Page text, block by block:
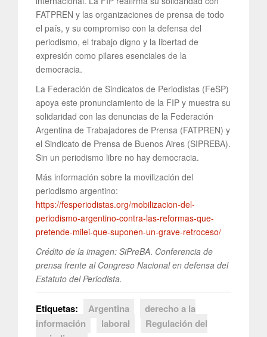
FATPREN y las organizaciones de prensa de todo
el país, y su compromiso con la defensa del
periodismo, el trabajo digno y la libertad de
expresión como pilares esenciales de la
democracia.
La Federación de Sindicatos de Periodistas (FeSP)
apoya este pronunciamiento de la FIP y muestra su
solidaridad con las denuncias de la Federación
Argentina de Trabajadores de Prensa (FATPREN) y
el Sindicato de Prensa de Buenos Aires (SIPREBA).
Sin un periodismo libre no hay democracia.
Más información sobre la movilización del
periodismo argentino:
https://fesperiodistas.org/mobilizacion-del-
periodismo-argentino-contra-las-reformas-que-
pretende-milei-que-suponen-un-grave-retroceso/
Crédito de la imagen: SiPreBA. Conferencia de
prensa frente al Congreso Nacional en defensa del
Estatuto del Periodista.
Etiquetas: Argentina
derecho a la
información
laboral
Regulación del